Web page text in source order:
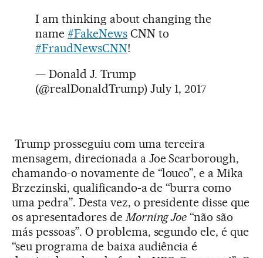
I am thinking about changing the
name #FakeNews CNN to
#FraudNewsCNN!
— Donald J. Trump
(@realDonaldTrump) July 1, 2017
Trump prosseguiu com uma terceira
mensagem, direcionada a Joe Scarborough,
chamando-o novamente de “louco”, e a Mika
Brzezinski, qualificando-a de “burra como
uma pedra”. Desta vez, o presidente disse que
os apresentadores deMorning Joe “não são
más pessoas”. O problema, segundo ele, é que
“seu programa de baixa audiência é